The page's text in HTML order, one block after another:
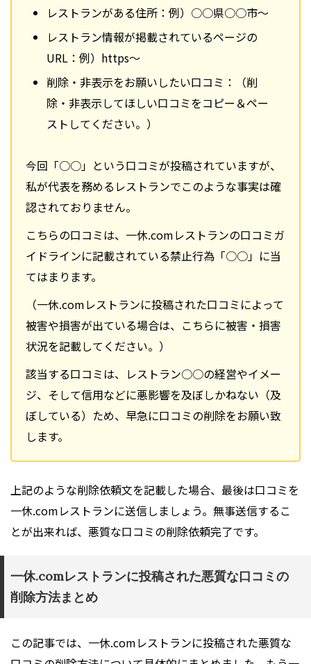
レストランがある住所：例）○○県○○市～
レストラン情報が掲載されているページの
URL：例）https～
削除・非表示をお願いしたい口コミ：（削
除・非表示してほしい口コミをコピー＆ペー
ストしてください。）
今回「○○」という口コミが投稿されていますが、
私が代表を務めるレストランでこのような事実は確
認されておりません。
こちらの口コミは、一休.comレストランの口コミガ
イドラインに記載されている禁止行為「○○」に当
てはまります。
（一休.comレストランに投稿された口コミによって
被害や損害が出ている場合は、こちらに被害・損害
状況を記載してください。）
該当する口コミは、レストラン○○の経営やイメー
ジ、そして信用などに悪影響を及ぼしかねない（及
ぼしている）ため、早急に口コミの削除をお願い致
します。
上記のような削除依頼文を記載した場合、最後は口コミを
一休.comレストランに送信しましょう。無事送信するこ
とが出来れば、悪質な口コミの削除依頼完了です。
一休.comレストランに投稿された悪質な口コミの
削除方法まとめ
この記事では、一休.comレストランに投稿された悪質な